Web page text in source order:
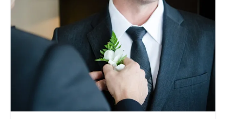
znacznie lepszej odporności na rozerwanie oraz efektywniejsze
użycie folii. Dzięki temu, można zredukować ilość używanego
materiału, jednocześnie zwiększając stabilność pakowanej
palety. Proces ten nie tylko minimalizuje koszty materiałowe,
ale także przyczynia się do ochrony środowiska poprzez
ograniczenie odpadów.